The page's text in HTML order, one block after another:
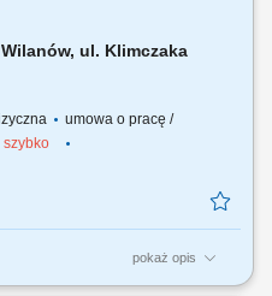
ul. Klimczaka
umowa o pracę /
pokaż opis
obsługa klienta; obsługa kasy